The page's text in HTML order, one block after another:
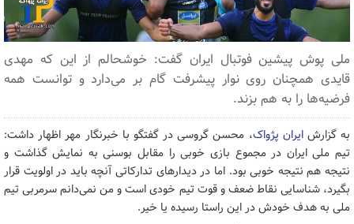
ملی پوش پیشین فوتبال ایران گفت: خوشحالم از این که مهدی
قایدی همچنان روی نوار پیشرفت گام بر می‌دارد و توانست همه
فرضیه‌ها را به هم بزند.
به گزارشایران پژواک، محسن گروسی در گفتگو با خبرنگار مهر اظهار داشت:
تیم ملی ایران در مجموع بازی خوبی را مقابل بوسنی به نمایش گذاشت و
نتیجه هم نتیجه خوبی بود. اما در دیدارهای تدارکاتی آنچه باید در اولویت قرار
بگیرد، شناسایی نقاط ضعف و قوت تیم خودی است و من نمی‌دانم سرمربی تیم
ملی به هدف خودش در این راستا رسیده یا خیر.